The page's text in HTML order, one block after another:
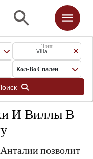
Тип
Villa
Kол-Во Спален
И Виллы В
позволит